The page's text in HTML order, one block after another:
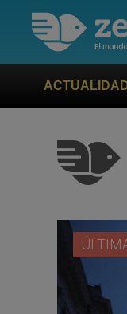
oficial de la